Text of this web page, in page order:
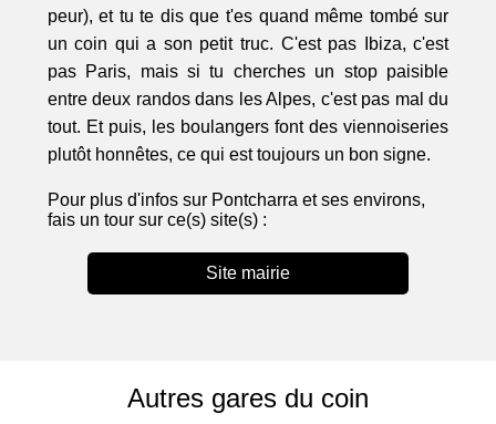
peur), et tu te dis que t'es quand même tombé sur
un coin qui a son petit truc. C'est pas Ibiza, c'est
pas Paris, mais si tu cherches un stop paisible
entre deux randos dans les Alpes, c'est pas mal du
tout. Et puis, les boulangers font des viennoiseries
plutôt honnêtes, ce qui est toujours un bon signe.
Pour plus d'infos sur Pontcharra et ses environs,
fais un tour sur ce(s) site(s) :
Site mairie
Autres gares du coin